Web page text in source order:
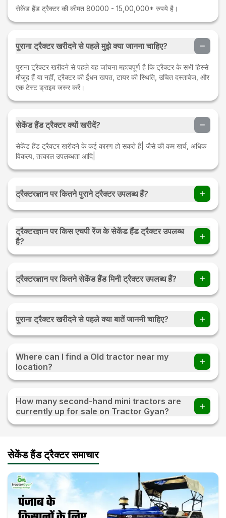
सेकेंड हैंड ट्रैक्टर की कीमत 80000 - 15,00,000* रुपये है।
पुराना ट्रैक्टर खरीदने से पहले मुझे क्या जानना चाहिए?
पुराना ट्रैक्टर खरीदने से पहले यह जांचना महत्वपूर्ण है कि ट्रैक्टर के सभी हिस्से
मौजूद हैं या नहीं, ट्रैक्टर की ईंधन खपत, टायर की स्थिति, उचित दस्तावेज, और
एक टेस्ट ड्राइव जरुर करें।
सेकेंड हैंड ट्रैक्टर क्यों खरीदें?
सेकेंड हैंड ट्रैक्टर खरीदने के कई कारण हो सकते हैं| जैसे की कम खर्च, अधिक
विकल्प, तत्काल उपलब्धता आदि|
ट्रैक्टरज्ञान पर कितने पुराने ट्रैक्टर उपलब्ध हैं?
ट्रैक्टरज्ञान पर 220 से अधिक पुराने ट्रैक्टर उपलब्ध हैं|
ट्रैक्टरज्ञान पर किस एचपी रेंज के सेकेंड हैंड ट्रैक्टर उपलब्ध
है?
ट्रैक्टरज्ञान पर 15 एचपी - 120 एचपी के सेकेंड हैंड ट्रैक्टर उपलब्ध है|
ट्रैक्टरज्ञान पर कितने सेकेंड हैंड मिनी ट्रैक्टर उपलब्ध हैं?
ट्रैक्टरज्ञान पर 10 से अधिक सेकेंड हैंड मिनी ट्रैक्टर उपलब्ध हैं|
पुराना ट्रैक्टर खरीदने से पहले क्या बातें जाननी चाहिए?
पुराना ट्रैक्टर खरीदने से पहले इंजन की स्थिति, टायर की स्थिति, मूल दस्तावेज
Where can I find a Old tractor near my
location?
Visit TractorGyan and apply the filter of the location to
How many second-hand mini tractors are
currently up for sale on Tractor Gyan?
10+ second-hand mini tractors are currently up for sale on
सेकेंड हैंड ट्रैक्टर समाचार